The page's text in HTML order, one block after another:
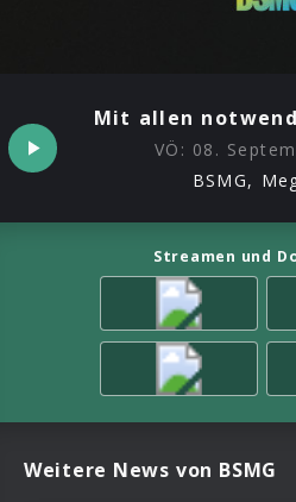
Mit allen
VÖ: 08.
BSMG,
Streamen und
Weitere News von BSMG